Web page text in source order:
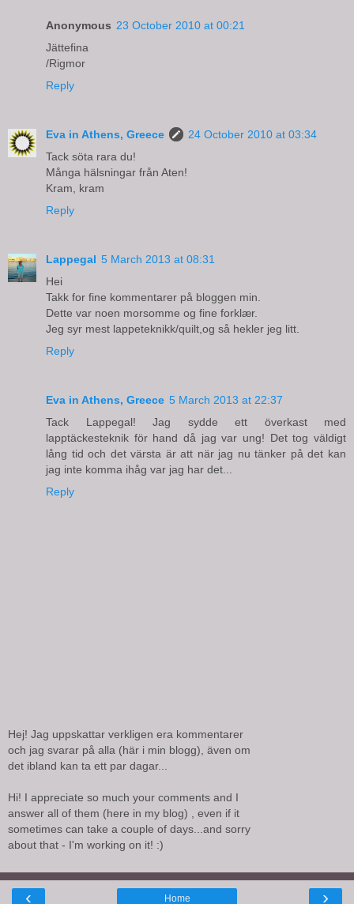
Anonymous 23 October 2010 at 00:21
Jättefina
/Rigmor
Reply
Eva in Athens, Greece
24 October 2010 at 03:34
Tack söta rara du!
Många hälsningar från Aten!
Kram, kram
Reply
Lappegal 5 March 2013 at 08:31
Hei
Takk for fine kommentarer på bloggen min.
Dette var noen morsomme og fine forklær.
Jeg syr mest lappeteknikk/quilt,og så hekler jeg litt.
Reply
Eva in Athens, Greece 5 March 2013 at 22:37
Tack Lappegal! Jag sydde ett överkast med
lapptäckesteknik för hand då jag var ung! Det tog väldigt
lång tid och det värsta är att när jag nu tänker på det kan
jag inte komma ihåg var jag har det...
Reply
Hej! Jag uppskattar verkligen era kommentarer
och jag svarar på alla (här i min blogg), även om
det ibland kan ta ett par dagar...
Hi! I appreciate so much your comments and I
answer all of them (here in my blog) , even if it
sometimes can take a couple of days...and sorry
about that - I'm working on it! :)
‹ ›
Home